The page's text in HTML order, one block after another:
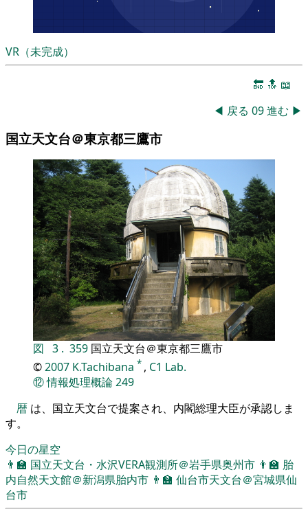
VR（未完成）
🔚 🔝 📖
◀ 戻る 09進む ▶
国立天文台＠東京都三鷹市
図 3 . 359 国立天文台＠東京都三鷹市
©2007 K.Tachibana * , C1 Lab.
⑫情報処理概論249
暦 は、国立天文台で提案され、内閣総理大臣が承認しま
す。
今日の星空
👨‍🏫 国立天文台・水沢VERA観測所＠岩手県奥州市 👨‍🏫 胎
内自然天文館＠新潟県胎内市 👨‍🏫 仙台市天文台＠宮城県仙
台市